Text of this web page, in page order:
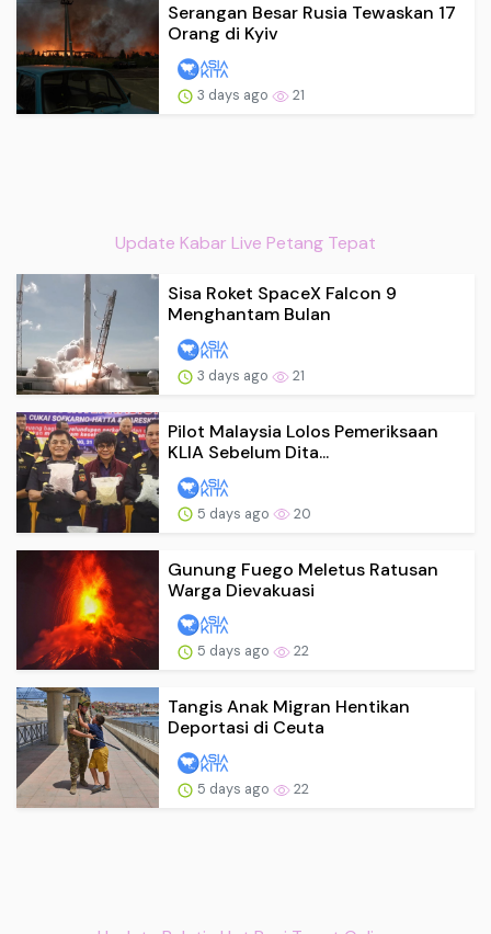
Serangan Besar Rusia Tewaskan 17
Orang di Kyiv
3 days ago 21
Update Kabar Live Petang Tepat
Sisa Roket SpaceX Falcon 9
Menghantam Bulan
3 days ago 21
Pilot Malaysia Lolos Pemeriksaan
KLIA Sebelum Dita...
5 days ago 20
Gunung Fuego Meletus Ratusan
Warga Dievakuasi
5 days ago 22
Tangis Anak Migran Hentikan
Deportasi di Ceuta
5 days ago 22